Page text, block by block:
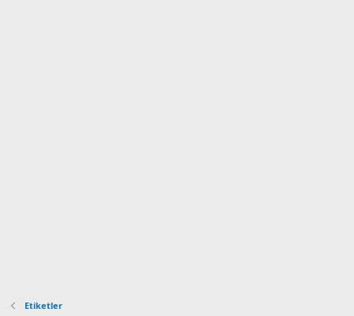
Etiketler